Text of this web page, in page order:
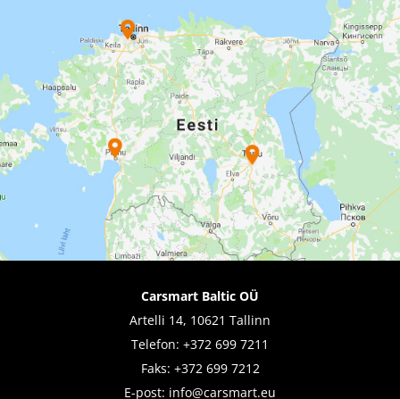
Carsmart Baltic OÜ
Artelli 14, 10621 Tallinn
Telefon: +372 699 7211
Faks: +372 699 7212
E-post: info@carsmart.eu